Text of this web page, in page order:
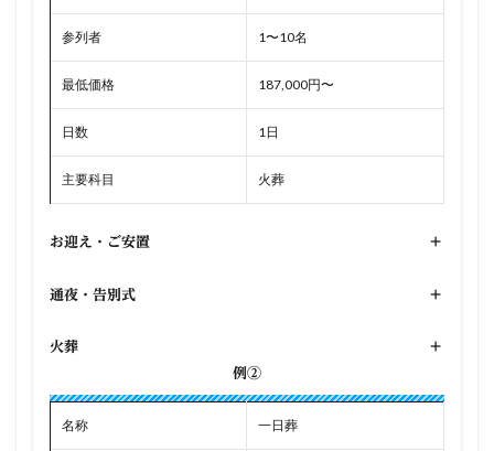
参列者 1〜10名
最低価格 187,000円〜
日数 1日
主要科目 火葬
お迎え・ご安置 +
通夜・告別式 +
火葬
+
例②
名称 一日葬